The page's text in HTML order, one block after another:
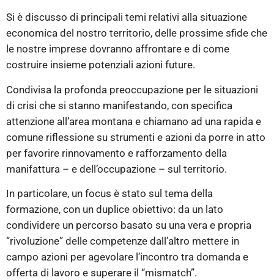
Si è discusso di principali temi relativi alla situazione
economica del nostro territorio, delle prossime sfide che
le nostre imprese dovranno affrontare e di come
costruire insieme potenziali azioni future.
Condivisa la profonda preoccupazione per le situazioni
di crisi che si stanno manifestando, con specifica
attenzione all’area montana e chiamano ad una rapida e
comune riflessione su strumenti e azioni da porre in atto
per favorire rinnovamento e rafforzamento della
manifattura – e dell’occupazione – sul territorio.
In particolare, un focus è stato sul tema della
formazione, con un duplice obiettivo: da un lato
condividere un percorso basato su una vera e propria
“rivoluzione” delle competenze dall’altro mettere in
campo azioni per agevolare l’incontro tra domanda e
offerta di lavoro e superare il “mismatch”.